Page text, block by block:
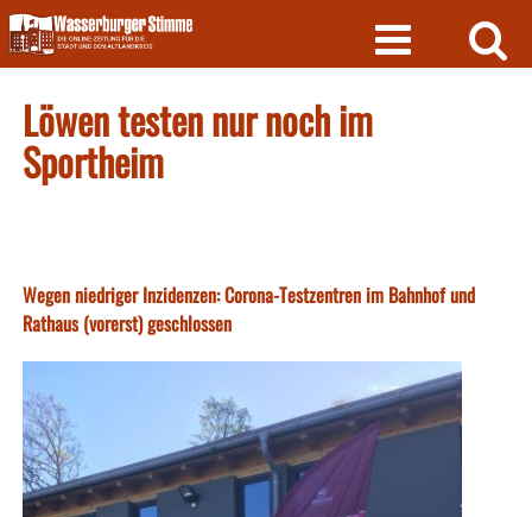
Skip
to
content
Löwen testen nur noch im
Sportheim
Wegen niedriger Inzidenzen: Corona-Testzentren im Bahnhof und
Rathaus (vorerst) geschlossen